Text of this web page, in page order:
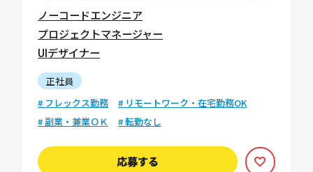
ノーコードエンジニア
プロジェクトマネージャー
UIデザイナー
正社員
# フレックス勤務
# リモートワーク・在宅勤務OK
# 副業・兼業ＯＫ
# 転勤なし
応募する